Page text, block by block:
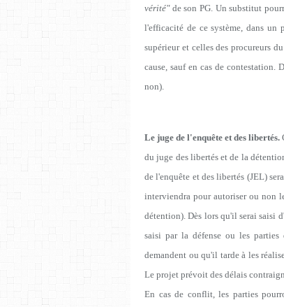
vérité"de son PG. Un substitut
l'efficacité de ce système, dans un
supérieur et celles des procureurs
cause, sauf en cas de contestation.
non).
Le juge de l'enquête et des libertés.
du juge des libertés et de la
de l'enquête et des libertés (JEL)
interviendra pour autoriser ou non
détention). Dès lors qu'il serai saisi
saisi par la défense ou les parties
demandent ou qu'il tarde à les
Le projet prévoit des délais
En cas de conflit, les parties